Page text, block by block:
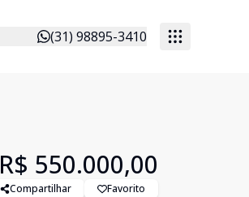
(31) 98895-3410
R$ 550.000,00
Compartilhar Favorito